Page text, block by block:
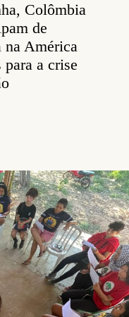
Colômbia
de
na América
a crise